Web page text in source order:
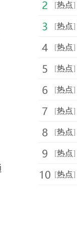
[热点]
[热点]
[热点]
[热点]
[热点]
[热点]
[热点]
[热点]
[热点]